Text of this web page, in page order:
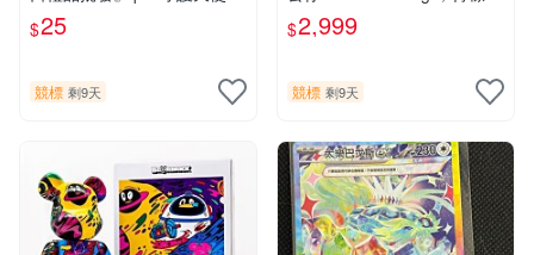
型書籤☆╮新品上市!
$25
競標 剩9天
加贈越野遙控車，購買前請看
商品說明
$2,999
競標 剩9天